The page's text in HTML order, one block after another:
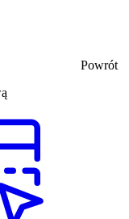
Powrót